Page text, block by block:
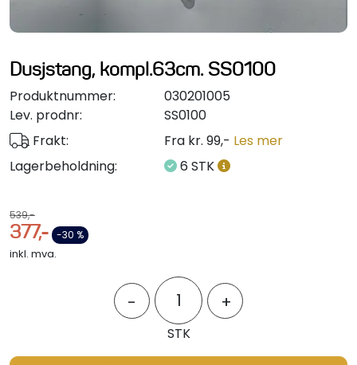
Dusjstang, kompl.63cm. SS0100
Produktnummer:
030201005
Lev. prodnr:
SS0100
Frakt:
Fra kr. 99,- Les mer
Lagerbeholdning:
6 STK
539,-
377,- -30 %
inkl. mva.
- +
STK
Styring/kontroll
Verktøy
Outlet
Motordelsvelger/SONAR
Brannslukkere